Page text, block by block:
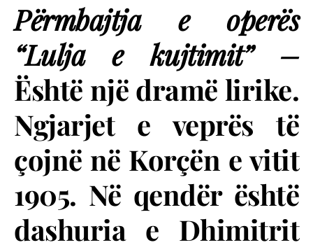
Përmbajtjae operës
“Lulja e kujtimit” –
Është një dramë lirike.
Ngjarjet e veprës të
çojnë në Korçën e vitit
1905. Në qendër është
dashuria e Dhimitrit